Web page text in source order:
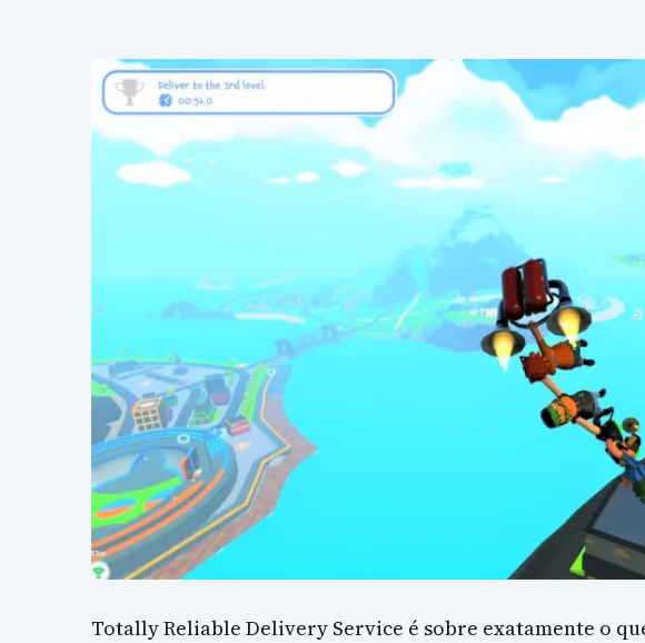
Totally Reliable Delivery Service é sobre exatamente o